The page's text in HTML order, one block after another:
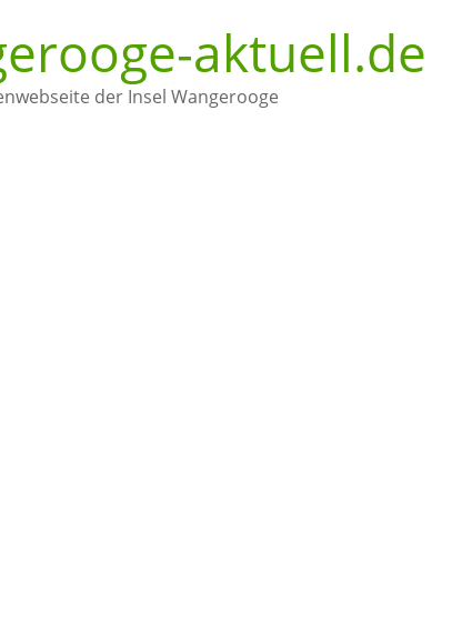
aktuell.de
der Insel Wangerooge